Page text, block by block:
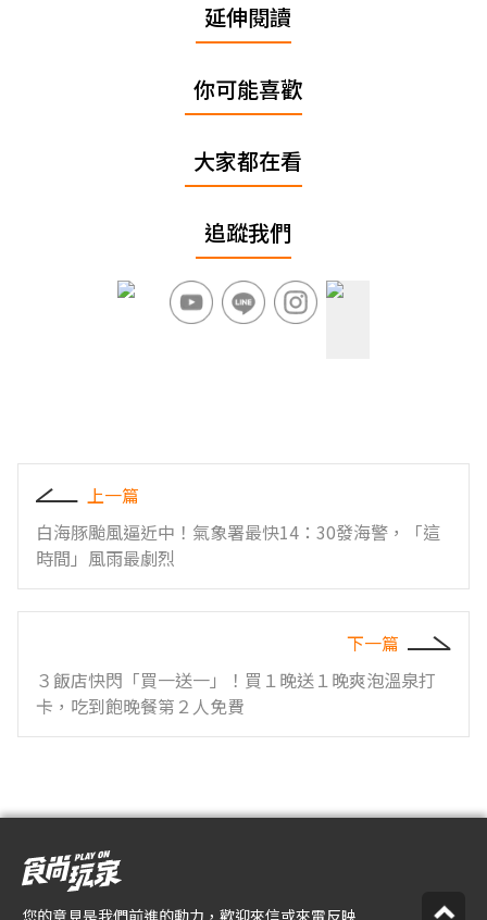
延伸閱讀
你可能喜歡
大家都在看
追蹤我們
上一篇
白海豚颱風逼近中！氣象署最快14：30發海警，「這
時間」風雨最劇烈
下一篇
３飯店快閃「買一送一」！買１晚送１晚爽泡溫泉打
卡，吃到飽晚餐第２人免費